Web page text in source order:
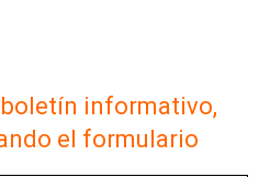
informativo,
el formulario